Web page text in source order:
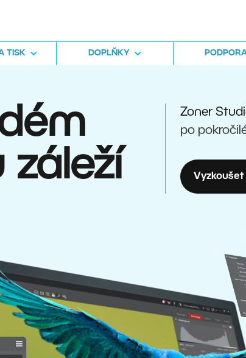
TISK DOPLŇKY
záleží
Zoner
po